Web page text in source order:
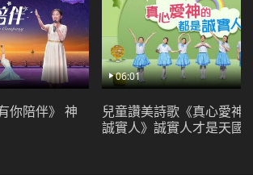
你陪伴》 神
06:01
兒童讚美詩歌《真心愛神
誠實人》誠實人才是天國